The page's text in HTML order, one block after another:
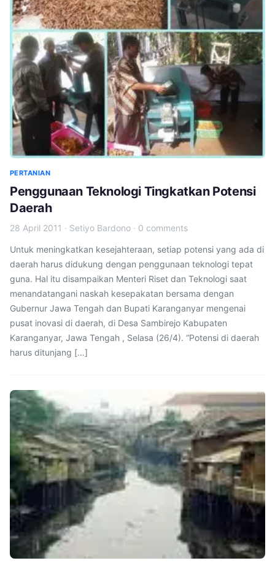
PERTANIAN
Penggunaan Teknologi Tingkatkan Potensi
Daerah
28 April 2011 · Setiyo Bardono · 0 comments
Untuk meningkatkan kesejahteraan, setiap potensi yang ada di
daerah harus didukung dengan penggunaan teknologi tepat
guna. Hal itu disampaikan Menteri Riset dan Teknologi saat
menandatangani naskah kesepakatan bersama dengan
Gubernur Jawa Tengah dan Bupati Karanganyar mengenai
pusat inovasi di daerah, di Desa Sambirejo Kabupaten
Karanganyar, Jawa Tengah , Selasa (26/4). “Potensi di daerah
harus ditunjang […]